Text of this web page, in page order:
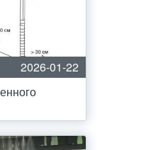
2026-01-22